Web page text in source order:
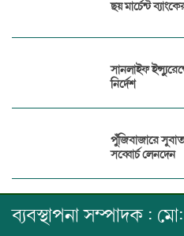
ছয় মার্চেন্ট
সানলাইফ
নির্দেশ
পুঁজিবাজারে
সব্বোর্চ লেনদেন
ব্যবস্থাপনা সম্পাদক :